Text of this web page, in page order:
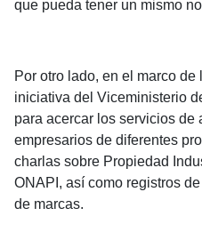
que pueda tener un mismo
Por otro lado, en el marco de
iniciativa del Viceministerio
para acercar los servicios de
empresarios de diferentes
charlas sobre Propiedad
ONAPI, así como registros
de marcas.